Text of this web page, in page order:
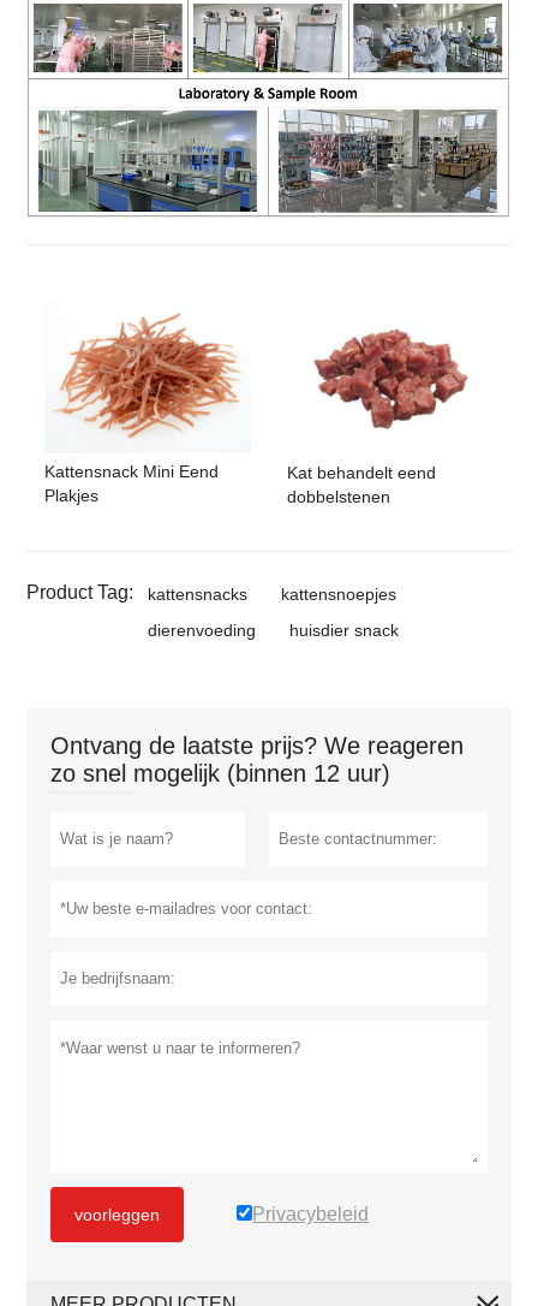
Kattensnack Mini Eend
Plakjes
Kat behandelt eend
dobbelstenen
Product Tag: kattensnacks
kattensnoepjes
dierenvoeding
huisdier snack
Ontvang de laatste prijs? We reageren
zo snel mogelijk (binnen 12 uur)
voorleggen Privacybeleid